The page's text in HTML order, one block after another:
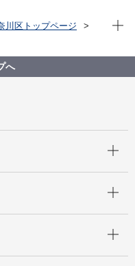
川区トップページ
現在
へ